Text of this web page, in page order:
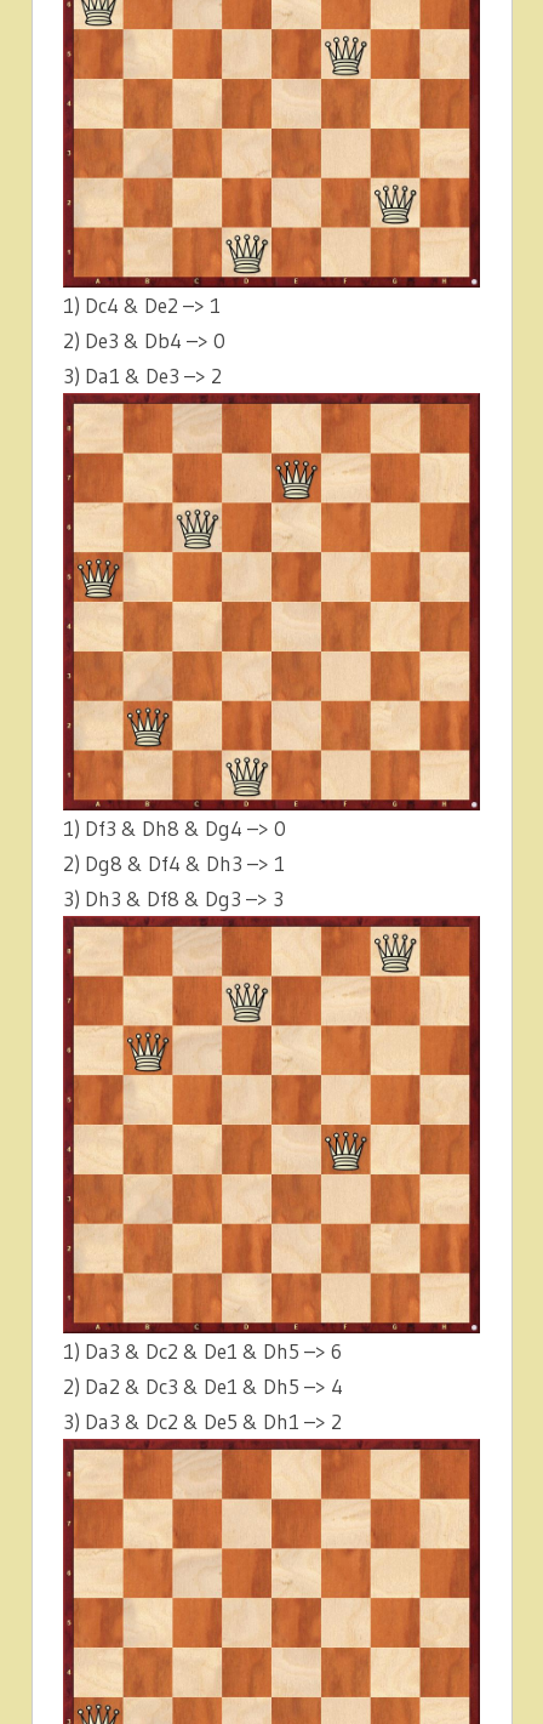
1) Dc4 & De2 –> 1
2) De3 & Db4 –> 0
3) Da1 & De3 –> 2
1) Df3 & Dh8 & Dg4 –> 0
2) Dg8 & Df4 & Dh3 –> 1
3) Dh3 & Df8 & Dg3 –> 3
1) Da3 & Dc2 & De1 & Dh5 –> 6
2) Da2 & Dc3 & De1 & Dh5 –> 4
3) Da3 & Dc2 & De5 & Dh1 –> 2